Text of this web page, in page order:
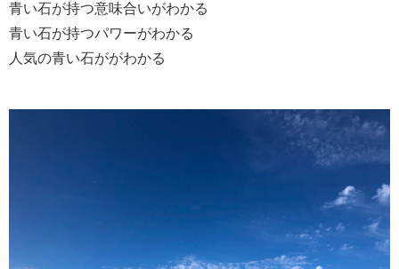
青い石が持つ意味合いがわかる
青い石が持つパワーがわかる
人気の青い石ががわかる